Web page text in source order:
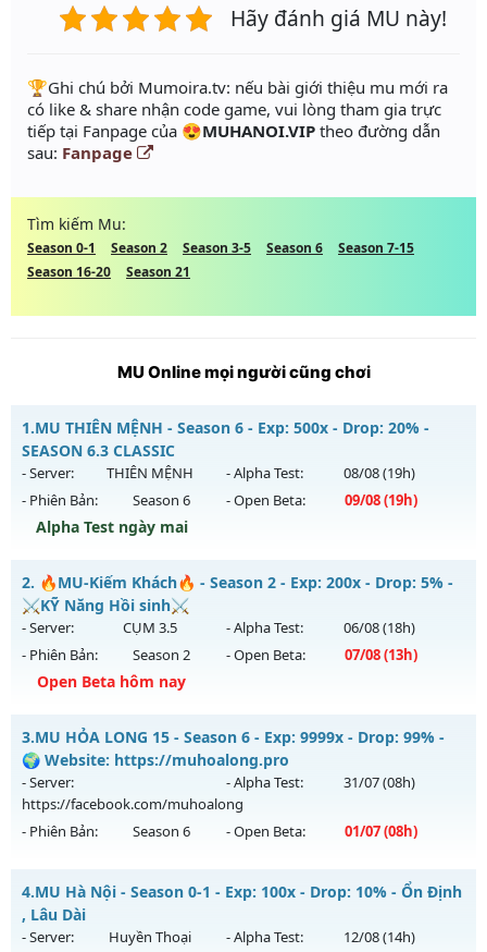
Hãy đánh giá MU này!
️🏆Ghi chú bởi Mumoira.tv: nếu bài giới thiệu mu mới ra
có like & share nhận code game, vui lòng tham gia trực
tiếp tại Fanpage của 😍MUHANOI.VIP theo đường dẫn
sau: Fanpage
Tìm kiếm Mu:
Season 0-1 Season 2 Season 3-5 Season 6
Season 7-15
Season 16-20
Season 21
MU Online mọi người cũng chơi
1.MU THIÊN MỆNH - Season 6 - Exp: 500x - Drop: 20% -
SEASON 6.3 CLASSIC
- Server: THIÊN MỆNH - Alpha Test: 08/08(19h)
- Phiên Bản:
Season 6 - Open Beta: 09/08(19h)
Alpha Test ngày mai
MU THIÊN MỆNH - SEASON 6.3 CLASSIC
Mu mới ra tháng 08 2026 - Mở máy chủ
19h ngày 09/08/2626
Exp: 500x - Drop: 20%
Kiểu reset: Reset In Game
Thể loại: Mu Nguyên bản Webzen
Antihack: Antihack chạy bằng cơm
2. 🔥MU-Kiếm Khách🔥 - Season 2 - Exp: 200x - Drop: 5% -
⚔️KỸ Năng Hồi sinh⚔️
- Server: CỤM 3.5 - Alpha Test: 06/08(18h)
- Phiên Bản:
Season 2 - Open Beta: 07/08(13h)
Open Beta hôm nay
🔥MU-Kiếm Khách🔥 - ⚔️KỸ Năng Hồi sinh⚔️
Mu mới ra tháng 08 2026 - Mở máy chủ
ngày 07/08/2626
Exp: 200x - Drop: 5%
Antihack: Sharkguard
3.MU HỎA LONG 15 - Season 6 - Exp: 9999x - Drop: 99% -
🌍 Website: https://muhoalong.pro
- Server:
https://facebook.com/muhoalong
- Alpha Test: 31/07(08h)
- Phiên Bản: Season 6 - Open Beta: 01/07(08h)
MU HỎA LONG 15 - 🌍 Website: https://muhoalong.pro
Mu mới ra tháng 07 2026 - Mở máy chủ
https://facebook.com/muhoalongvào 08h ngày
4.MU Hà Nội - Season 0-1 - Exp: 100x - Drop: 10% - Ổn Định
, Lâu Dài
- Server: Huyền Thoại - Alpha Test: 12/08(14h)